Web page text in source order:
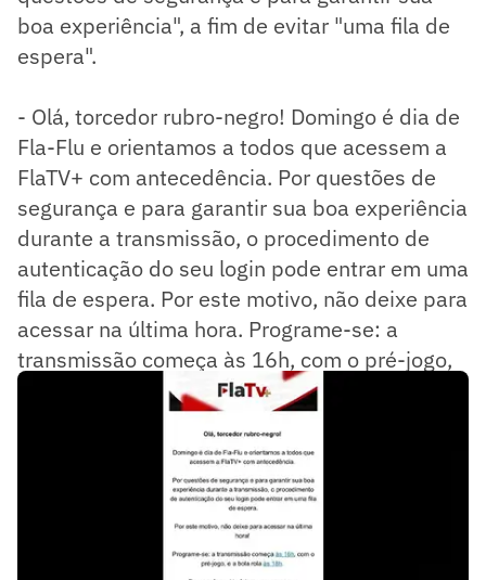
boa experiência", a fim de evitar "uma fila de
espera".
- Olá, torcedor rubro-negro! Domingo é dia de
Fla-Flu e orientamos a todos que acessem a
FlaTV+ com antecedência. Por questões de
segurança e para garantir sua boa experiência
durante a transmissão, o procedimento de
autenticação do seu login pode entrar em uma
fila de espera. Por este motivo, não deixe para
acessar na última hora. Programe-se: a
transmissão começa às 16h, com o pré-jogo,
e a bola rola às 18h - diz o comunicado.